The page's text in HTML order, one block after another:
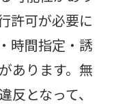
許可が必要に
時間指定・誘
あります。無
となって、